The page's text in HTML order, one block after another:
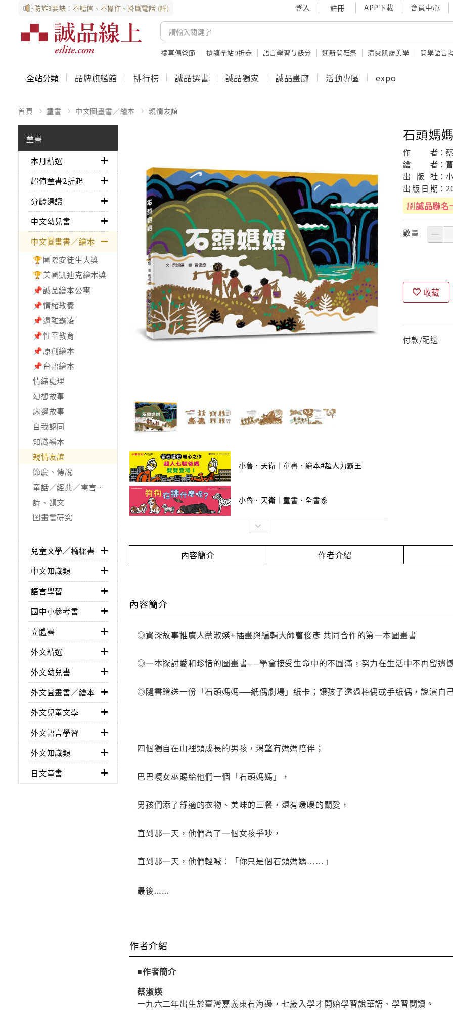
防詐3要訣：不聽信、不操作、掛斷電話 (詳) 登入 註冊 APP下載 會員中心
禮享偶爸節 搶領全站9折券 語言學習ㄅ級分 迎新開鞋祭 清爽肌膚美學 開學語言
全站分類 品牌旗艦館 排行榜 誠品選書 誠品獨家 誠品畫廊 活動專區 expo
首頁 童書 中文圖畫書／繪本 親情友誼
童書
本月精選
超值童書2折起
分齡選讀
中文幼兒書
中文圖畫書／繪本
🏆國際安徒生大獎
🏆美國凱迪克繪本獎
📌誠品繪本公寓
📌情緒教養
📌遠離霸凌
📌性平教育
📌原創繪本
📌台語繪本
情緒處理
幻想故事
床邊故事
自我認同
知識繪本
親情友誼
節慶、傳說
童話／經典／寓言故事
詩、韻文
圖畫書研究
兒童文學／橋樑書
中文知識類
語言學習
國中小參考書
立體書
外文精選
外文幼兒書
外文圖畫書／繪本
外文兒童文學
外文語言學習
外文知識類
日文童書
小魯．天衛｜童書．繪本#超人力霸王
小魯．天衛｜童書．全書系
石頭媽
作 者：
繪
者：
出
版 社：
出 版 日 期：
刷誠品聯名
數量
收藏
付款/配送
內容簡介 作者介紹
內容簡介
◎資深故事推廣人蔡淑媖+插畫與編輯大師曹俊彥 共同合作的第一本圖畫書
◎一本探討愛和珍惜的圖畫書──學會接受生命中的不圓滿，努力在生活中不再留遺
◎隨書贈送一份「石頭媽媽──紙偶劇場」紙卡；讓孩子透過棒偶或手紙偶，說演自
四個獨自在山裡頭成長的男孩，渴望有媽媽陪伴；
巴巴嘎女巫賜給他們一個「石頭媽媽」，
男孩們添了舒適的衣物、美味的三餐，還有暖暖的關愛，
直到那一天，他們為了一個女孩爭吵，
直到那一天，他們輕喊：「你只是個石頭媽媽…… 」
最後……
作者介紹
■作者簡介
蔡淑媖
一九六二年出生於臺灣嘉義東石海邊，七歲入學才開始學習說華語、學習閱讀。